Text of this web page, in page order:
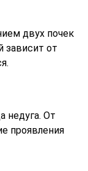
двух почек
зависит от
недуга. От
проявления